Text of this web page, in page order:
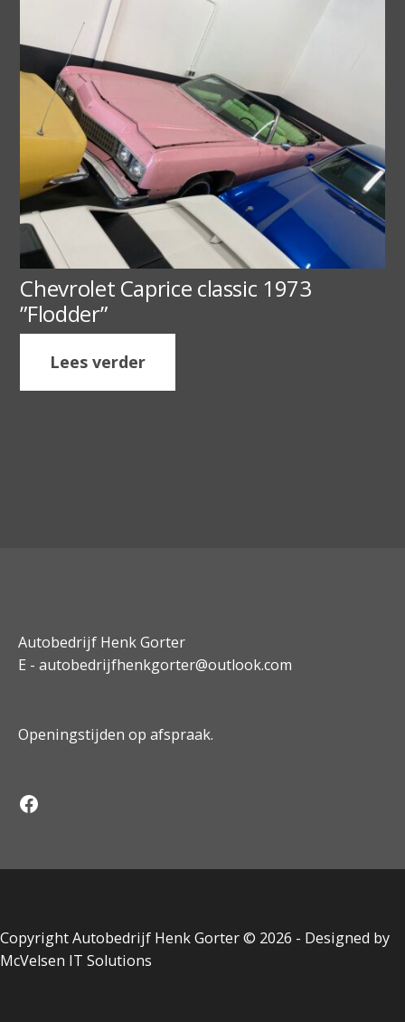
Chevrolet Caprice classic 1973
”Flodder”
Lees verder
Autobedrijf Henk Gorter
E - autobedrijfhenkgorter@outlook.com
Openingstijden op afspraak.
Facebook
Copyright Autobedrijf Henk Gorter ©️ 2026 - Designed by
McVelsen IT Solutions